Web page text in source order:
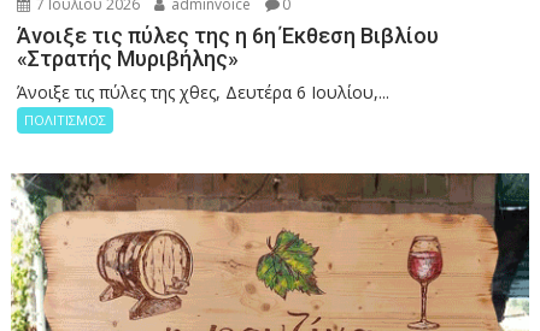
Άνοιξε τις πύλες της η 6η Έκθεση Βιβλίου
«Στρατής Μυριβήλης»
Άνοιξε τις πύλες της χθες, Δευτέρα 6 Ιουλίου,...
ΠΟΛΙΤΙΣΜΟΣ